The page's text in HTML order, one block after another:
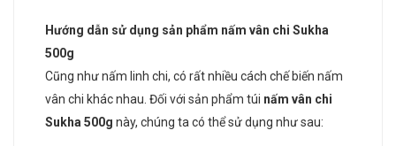
Hướng dẫn sử dụng sản phẩm nấm vân chi Sukha
500g
Cũng như nấm linh chi, có rất nhiều cách chế biến nấm
vân chi khác nhau. Đối với sản phẩm túi nấm vân chi
Sukha 500g này, chúng ta có thể sử dụng như sau: